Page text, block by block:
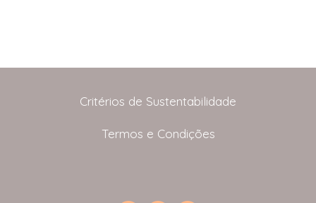
Critérios de Sustentabilidade
Termos e Condições